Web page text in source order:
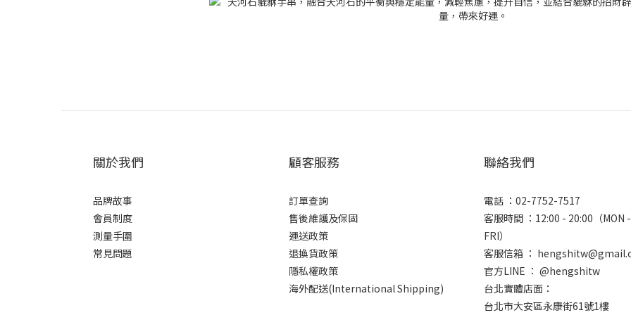
關於我們
品牌故事
會員制度
測量手圍
常見問題
顧客服務
訂單查詢
售後維護及保固
運送政策
退換貨政策
隱私權政策
海外配送(International Shipping)
聯絡我們
電話 ：02-7752-7517
客服時間 ：12:00 - 20:00（MON -
FRI）
客服信箱 ：
官方LINE ： @hengshitw
台北實體店面：
台北市大安區永康街61號1樓